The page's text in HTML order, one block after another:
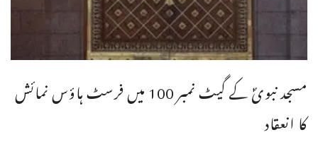
مسجد نبویؐ کے گیٹ نمبر 100 میں فرسٹ ہاؤس نمائش
کا انعقاد